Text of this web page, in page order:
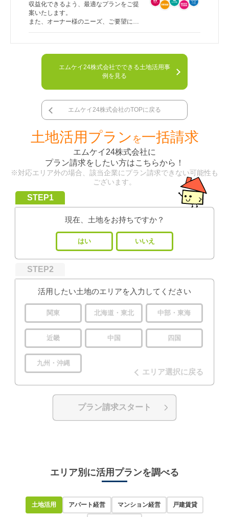
収益化できるよう、最適なプランをご提
案いたします。
また、オーナー様のニーズ、ご要望に合
エムケイ24株式会社のTOPに戻る
エムケイ24株式会社でできる土地活用事
例を見る
土地活用プラン を一括請求
エムケイ24株式会社に
プラン請求をしたい方はこちらから！
※対応エリア外の場合、該当企業にプラン請求できない可能性も
ございます。
STEP1
現在、土地をお持ちですか？
はい いいえ
STEP2
活用したい土地のエリアを入力してください
関東 北海道・東北 中部・東海
近畿 中国 四国
九州・沖縄
エリア選択に戻る
プラン請求スタート
エリア別に活用プランを調べる
土地活用 アパート経営 マンション経営 戸建賃貸